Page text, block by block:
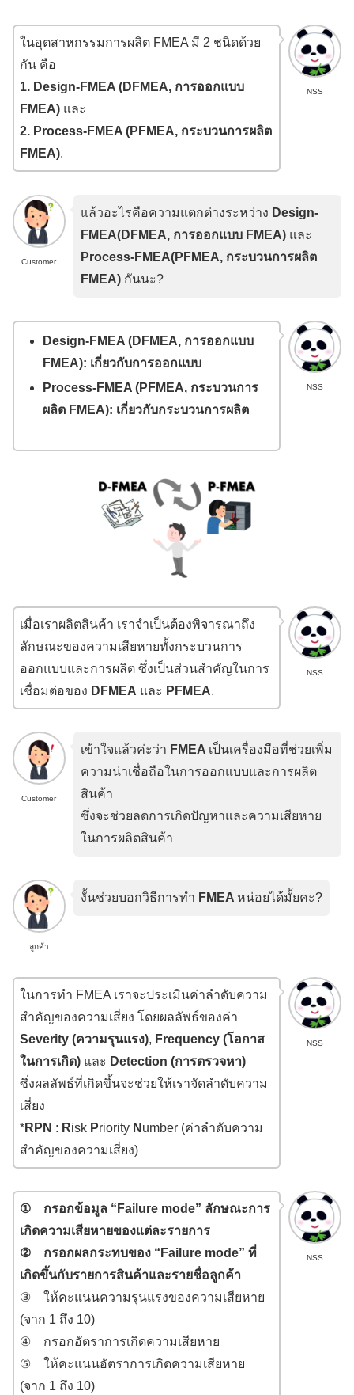
NSS
ในอุตสาหกรรมการผลิต FMEA มี 2 ชนิดด้วย
กัน คือ
1. Design-FMEA (DFMEA, การออกแบบ
FMEA) และ
2. Process-FMEA (PFMEA, กระบวนการผลิต
FMEA).
Customer
แล้วอะไรคือความแตกต่างระหว่าง Design-
FMEA(DFMEA, การออกแบบ FMEA) และ
Process-FMEA(PFMEA, กระบวนการผลิต
FMEA)กันนะ?
NSS
Design-FMEA (DFMEA, การออกแบบ
FMEA): เกี่ยวกับการออกแบบ
Process-FMEA (PFMEA, กระบวนการ
ผลิต FMEA): เกี่ยวกับกระบวนการผลิต
NSS
เมื่อเราผลิตสินค้า เราจำเป็นต้องพิจารณาถึง
ลักษณะของความเสียหายทั้งกระบวนการ
ออกแบบและการผลิต ซึ่งเป็นส่วนสำคัญในการ
เชื่อมต่อของ DFMEA และ PFMEA.
Customer
เข้าใจแล้วค่ะว่า FMEA เป็นเครื่องมือที่ช่วยเพิ่ม
ความน่าเชื่อถือในการออกแบบและการผลิต
สินค้า
ซึ่งจะช่วยลดการเกิดปัญหาและความเสียหาย
ในการผลิตสินค้า
ลูกค้า
งั้นช่วยบอกวิธีการทำ FMEA หน่อยได้มั้ยคะ?
NSS
ในการทำ FMEA เราจะประเมินค่าลำดับความ
สำคัญของความเสี่ยง โดยผลลัพธ์ของค่า
Severity (ความรุนแรง), Frequency (โอกาส
ในการเกิด) และ Detection (การตรวจหา)
ซึ่งผลลัพธ์ที่เกิดขึ้นจะช่วยให้เราจัดลำดับความ
เสี่ยง
*RPN : Risk Priority N umber (ค่าลำดับความ
สำคัญของความเสี่ยง)
NSS
① กรอกข้อมูล “Failure mode” ลักษณะการ
เกิดความเสียหายของแต่ละรายการ
② กรอกผลกระทบของ “Failure mode” ที่
เกิดขึ้นกับรายการสินค้าและรายชื่อลูกค้า
③ ให้คะแนนความรุนแรงของความเสียหาย
(จาก 1 ถึง 10)
④ กรอกอัตราการเกิดความเสียหาย
⑤ ให้คะแนนอัตราการเกิดความเสียหาย
(จาก 1 ถึง 10)